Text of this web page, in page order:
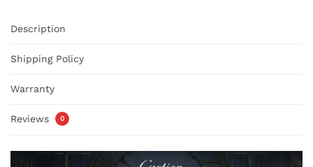
Description
Shipping Policy
Warranty
Reviews 0